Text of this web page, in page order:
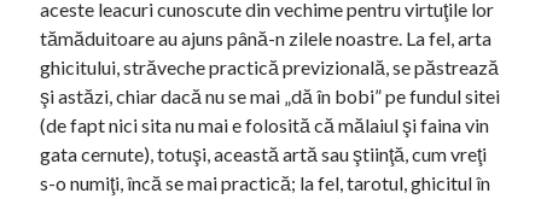
aceste leacuri cunoscute din vechime pentru virtuţile lor
tămăduitoare au ajuns până-n zilele noastre. La fel, arta
ghicitului, străveche practică previzională, se păstrează
şi astăzi, chiar dacă nu se mai „dă în bobi” pe fundul sitei
(de fapt nici sita nu mai e folosită că mălaiul şi faina vin
gata cernute), totuşi, această artă sau ştiinţă, cum vreţi
s-o numiţi, încă se mai practică; la fel, tarotul, ghicitul în